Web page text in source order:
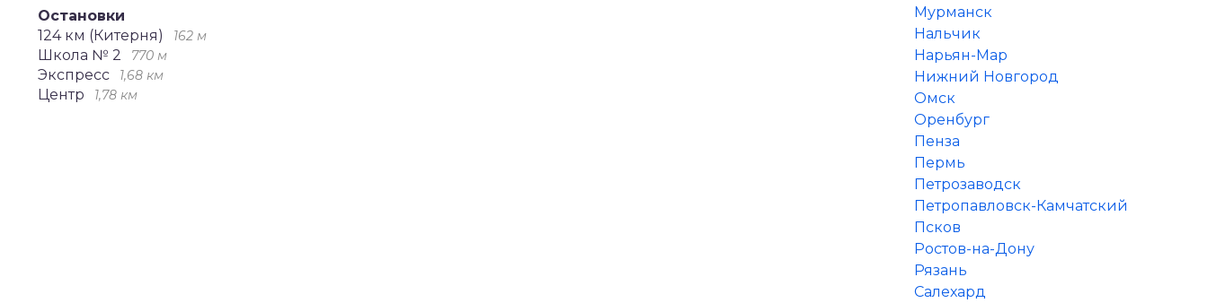
Остановки
124 км (Китерня)
162 м
Школа № 2 770 м
Экспресс 1,68 км
Центр 1,78 км
Мурманск
Нальчик
Нарьян-Мар
Нижний Новгород
Омск
Оренбург
Пенза
Пермь
Петрозаводск
Петропавловск-Камчатский
Псков
Ростов-на-Дону
Рязань
Салехард